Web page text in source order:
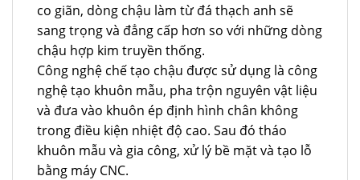
co giãn, dòng chậu làm từ đá thạch anh sẽ
sang trọng và đẳng cấp hơn so với những dòng
chậu hợp kim truyền thống.
Công nghệ chế tạo chậu được sử dụng là công
nghệ tạo khuôn mẫu, pha trộn nguyên vật liệu
và đưa vào khuôn ép định hình chân không
trong điều kiện nhiệt độ cao. Sau đó tháo
khuôn mẫu và gia công, xử lý bề mặt và tạo lỗ
bằng máy CNC.